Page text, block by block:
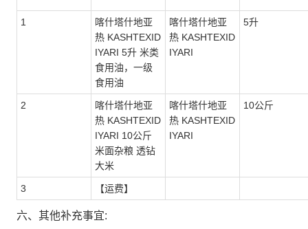
1
喀什塔什地亚
热 KASHTEXID
IYARI 5升 米类
食用油，一级
食用油
喀什塔什地亚
热 KASHTEXID
IYARI
5升
2
喀什塔什地亚
热 KASHTEXID
IYARI 10公斤
米面杂粮 透钻
大米
喀什塔什地亚
热 KASHTEXID
IYARI
10公斤
3 【运费】
六、其他补充事宜: